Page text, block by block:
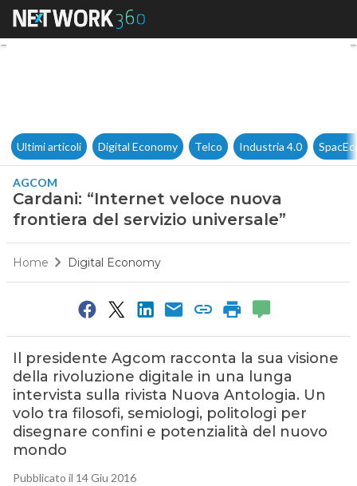
Cardani: “Internet veloce
Ultimi articoli Digital Economy Telco Industria 4.0
AGCOM
Cardani: “Internet veloce nuova
frontiera del servizio universale”
Home Digital Economy
Il presidente Agcom racconta la sua visione
della rivoluzione digitale in una lunga
intervista sulla rivista Nuova Antologia. Un
volo tra filosofi, semiologi, politologi per
disegnare confini e potenzialità del nuovo
mondo
Pubblicato il 14 Giu 2016